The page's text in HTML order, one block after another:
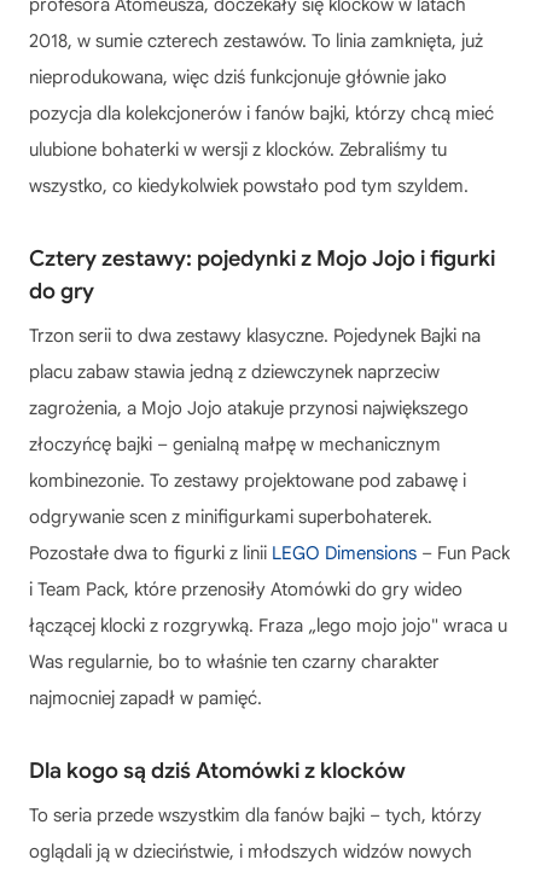
profesora Atomeusza, doczekały się klocków w latach
2018, w sumie czterech zestawów. To linia zamknięta, już
nieprodukowana, więc dziś funkcjonuje głównie jako
pozycja dla kolekcjonerów i fanów bajki, którzy chcą mieć
ulubione bohaterki w wersji z klocków. Zebraliśmy tu
wszystko, co kiedykolwiek powstało pod tym szyldem.
Cztery zestawy: pojedynki z Mojo Jojo i figurki
do gry
Trzon serii to dwa zestawy klasyczne. Pojedynek Bajki na
placu zabaw stawia jedną z dziewczynek naprzeciw
zagrożenia, a Mojo Jojo atakuje przynosi największego
złoczyńcę bajki – genialną małpę w mechanicznym
kombinezonie. To zestawy projektowane pod zabawę i
odgrywanie scen z minifigurkami superbohaterek.
Pozostałe dwa to figurki z linii LEGO Dimensions – Fun Pack
i Team Pack, które przenosiły Atomówki do gry wideo
łączącej klocki z rozgrywką. Fraza „lego mojo jojo" wraca u
Was regularnie, bo to właśnie ten czarny charakter
najmocniej zapadł w pamięć.
Dla kogo są dziś Atomówki z klocków
To seria przede wszystkim dla fanów bajki – tych, którzy
oglądali ją w dzieciństwie, i młodszych widzów nowych